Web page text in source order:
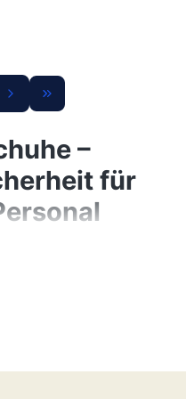
Zur letzten
–
für
die Grundlage für